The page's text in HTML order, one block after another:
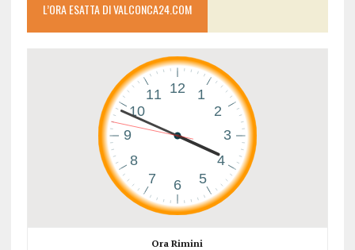
L’ORA ESATTA DI VALCONCA24.COM
Ora Rimini